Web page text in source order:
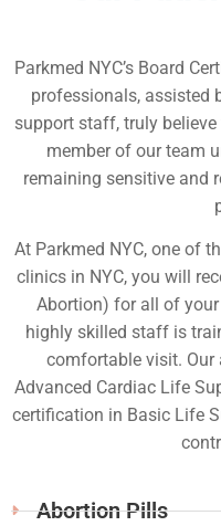
Parkmed NYC’s Board
professionals, assisted
support staff, truly
member of our team
remaining sensitive and
At Parkmed NYC, one of
clinics in NYC, you will
Abortion) for all of
highly skilled staff is
comfortable visit.
Advanced Cardiac Life
certification in Basic Life
Abortion Pills